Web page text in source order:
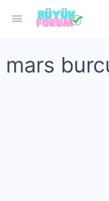
mars